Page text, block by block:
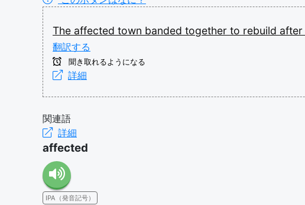
The affected town banded together to rebuild after
翻訳する
聞き取れるようになる
詳細
関連語
詳細
affected
IPA（発音記号）